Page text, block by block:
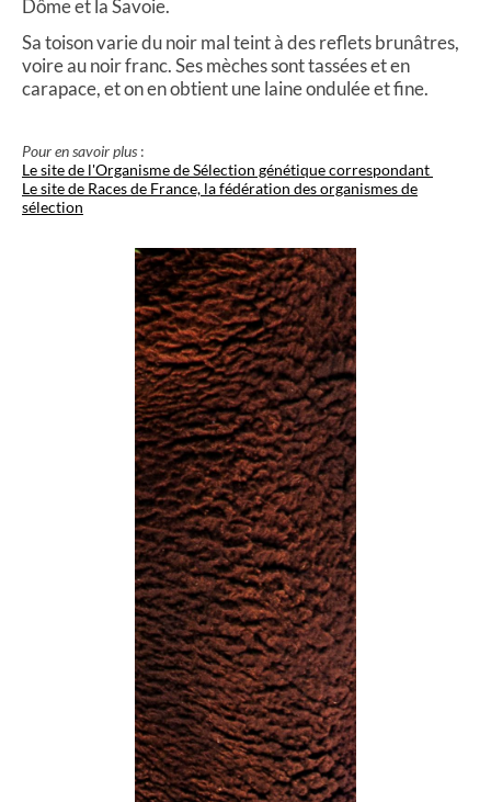
Dôme et la Savoie.
Sa toison varie du noir mal teint à des reflets brunâtres,
voire au noir franc. Ses mèches sont tassées et en
carapace, et on en obtient une laine ondulée et fine.
Pour en savoir plus :
Le site de l'Organisme de Sélection génétique correspondant
Le site de Races de France, la fédération des organismes de
sélection